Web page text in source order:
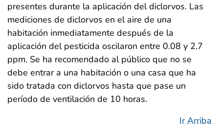
presentes durante la aplicación del diclorvos. Las
mediciones de diclorvos en el aire de una
habitación inmediatamente después de la
aplicación del pesticida oscilaron entre 0.08 y 2.7
ppm. Se ha recomendado al público que no se
debe entrar a una habitación o una casa que ha
sido tratada con diclorvos hasta que pase un
período de ventilación de 10 horas.
Ir Arriba